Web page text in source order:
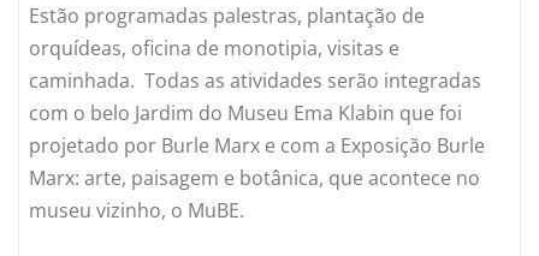
Estão programadas palestras, plantação de
orquídeas, oficina de monotipia, visitas e
caminhada. Todas as atividades serão integradas
com o belo Jardim do Museu Ema Klabin que foi
projetado por Burle Marx e com a Exposição Burle
Marx: arte, paisagem e botânica, que acontece no
museu vizinho, o MuBE.